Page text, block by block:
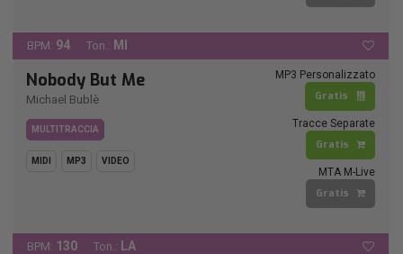
BPM: 94 Ton.: MI
Nobody But Me
Michael Bublè
MULTITRACCIA
MIDI MP3 VIDEO
MP3 Personalizzato
Gratis
Tracce Separate
Gratis
MTA M-Live
Gratis
BPM: 130 Ton.: LA